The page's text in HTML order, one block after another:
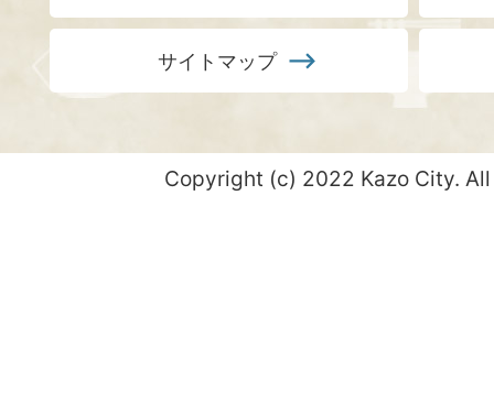
サイトマップ
Copyright (c) 2022 Kazo City.